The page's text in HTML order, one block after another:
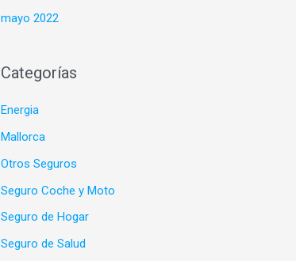
mayo 2022
Categorías
Energia
Mallorca
Otros Seguros
Seguro Coche y Moto
Seguro de Hogar
Seguro de Salud